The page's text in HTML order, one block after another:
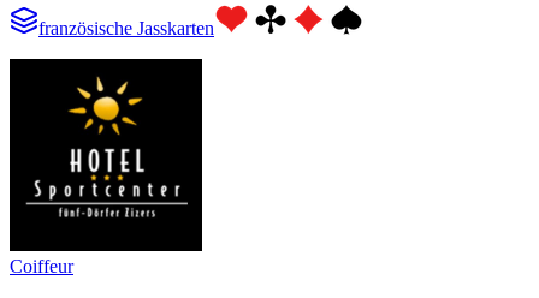
französische Jasskarten
Coiffeur